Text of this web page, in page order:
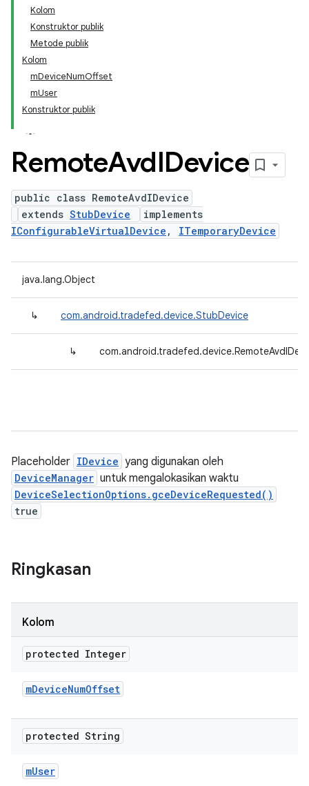
Kolom
Konstruktor publik
Metode publik
Kolom
mDeviceNumOffset
mUser
Konstruktor publik
RemoteAvdIDevice
public class RemoteAvdIDevice
extends StubDevice
implements
IConfigurableVirtualDevice , ITemporaryDevice
java.lang.Object
↳ com.android.tradefed.device.StubDevice
↳
Placeholder IDevice yang digunakan oleh
DeviceManager untuk mengalokasikan waktu
DeviceSelectionOptions.gceDeviceRequested()
true
Ringkasan
Kolom
protected Integer
mDeviceNumOffset
protected String
mUser